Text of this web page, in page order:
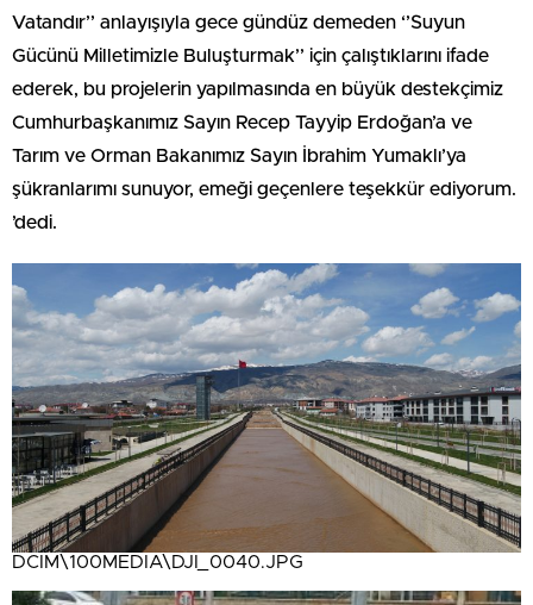
Vatandır’’ anlayışıyla gece gündüz demeden ‘’Suyun
Gücünü Milletimizle Buluşturmak’’ için çalıştıklarını ifade
ederek, bu projelerin yapılmasında en büyük destekçimiz
Cumhurbaşkanımız Sayın Recep Tayyip Erdoğan’a ve
Tarım ve Orman Bakanımız Sayın İbrahim Yumaklı’ya
şükranlarımı sunuyor, emeği geçenlere teşekkür ediyorum.
’dedi.
DCIM\100MEDIA\DJI_0040.JPG